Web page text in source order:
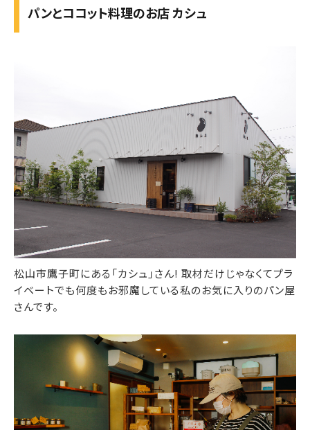
パンとココット料理のお店 カシュ
松山市鷹子町にある「カシュ」さん! 取材だけじゃなくてプラ
イベートでも何度もお邪魔している私のお気に入りのパン屋
さんです。